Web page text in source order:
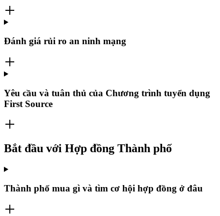
Đánh giá rủi ro an ninh mạng
Yêu cầu và tuân thủ của Chương trình tuyển dụng
First Source
Bắt đầu với Hợp đồng Thành phố
Thành phố mua gì và tìm cơ hội hợp đồng ở đâu